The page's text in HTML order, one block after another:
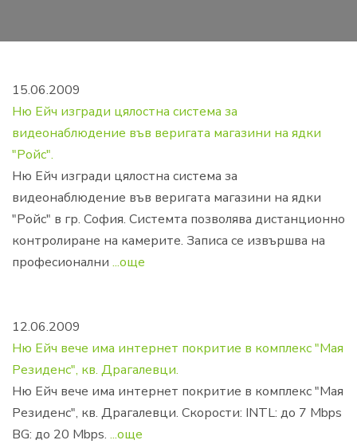
15.06.2009
Ню Ейч изгради цялостна система за
видеонаблюдение във веригата магазини на ядки
"Ройс".
Ню Ейч изгради цялостна система за
видеонаблюдение във веригата магазини на ядки
"Ройс" в гр. София. Системта позволява дистанционно
контролиране на камерите. Записа се извършва на
професионални ...още
12.06.2009
Ню Ейч вече има интернет покритие в комплекс "Мая
Резиденс", кв. Драгалевци.
Ню Ейч вече има интернет покритие в комплекс "Мая
Резиденс", кв. Драгалевци. Скорости: INTL: до 7 Mbps
BG: до 20 Mbps. ...още